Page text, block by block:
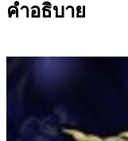
คำอธิบาย